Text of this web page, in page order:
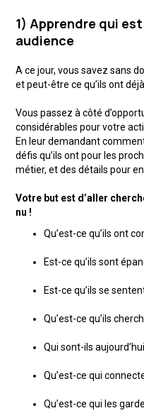
1) Apprendre qui
audience
A ce jour, vous savez sans
et peut-être ce qu’ils ont
Vous passez à côté
considérables pour votre
En leur demandant
défis qu’ils ont pour les
métier, et des détails pour
Votre but est d’aller
nu !
Qu’est-ce qu’ils ont
Est-ce qu’ils sont
Est-ce qu’ils se
Qu’est-ce qu’ils
Qui sont-ils
Qu’est-ce qui
Qu’est-ce qui les